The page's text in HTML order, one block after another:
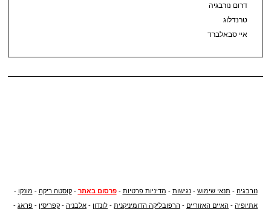
דרום נורבגיה
טרנדלוג
איי סבאלברד
נורבגיה - תנאי שימוש -נגישות - מדיניות פרטיות -פרסום באתר -קוסטה ריקה - מונקו -
אתיופיה - האיים האזוריים - הרפובליקה הדומיניקנית - לונדון - אלבניה - קפריסין - פראג -